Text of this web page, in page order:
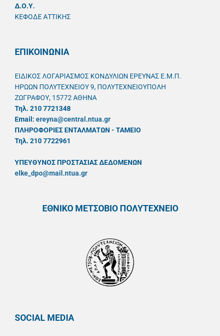
Δ.Ο.Υ.
ΚΕΦΟΔΕ ΑΤΤΙΚΗΣ
ΕΠΙΚΟΙΝΩΝΙΑ
ΕΙΔΙΚΟΣ ΛΟΓΑΡΙΑΣΜΟΣ ΚΟΝΔΥΛΙΩΝ ΕΡΕΥΝΑΣ Ε.Μ.Π.
ΗΡΩΩΝ ΠΟΛΥΤΕΧΝΕΙΟΥ 9, ΠΟΛΥΤΕΧΝΕΙΟΥΠΟΛΗ
ΖΩΓΡΑΦΟΥ, 15772 ΑΘΗΝΑ
Τηλ. 210 7721348
Email: ereyna@central.ntua.gr
ΠΛΗΡΟΦΟΡΙΕΣ ΕΝΤΑΛΜΑΤΩΝ - ΤΑΜΕΙΟ
Τηλ. 210 7722961
ΥΠΕΥΘYΝΟΣ ΠΡΟΣΤΑΣΙΑΣ ΔΕΔΟΜΕΝΩΝ
elke_dpo@mail.ntua.gr
ΕΘΝΙΚΟ ΜΕΤΣΟΒΙΟ ΠΟΛΥΤΕΧΝΕΙΟ
SOCIAL MEDIA